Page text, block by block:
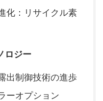
化：リサイクル素
ロジー
出制御技術の進歩
ーオプション